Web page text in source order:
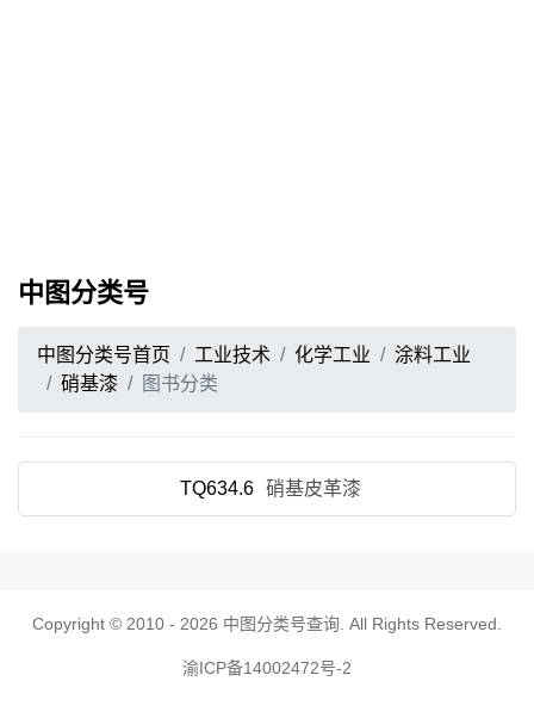
中图分类号
中图分类号首页 工业技术 化学工业
涂料工业
硝基漆
图书分类
TQ634.6 硝基皮革漆
Copyright © 2010 - 2026 中图分类号查询 . All Rights Reserved.
渝ICP备14002472号-2